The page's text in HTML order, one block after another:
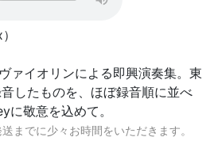
ァイオリンによる即興演奏集。東
したものを、ほぼ録音順に並べ
敬意を込めて。
までに少々お時間をいただきます。